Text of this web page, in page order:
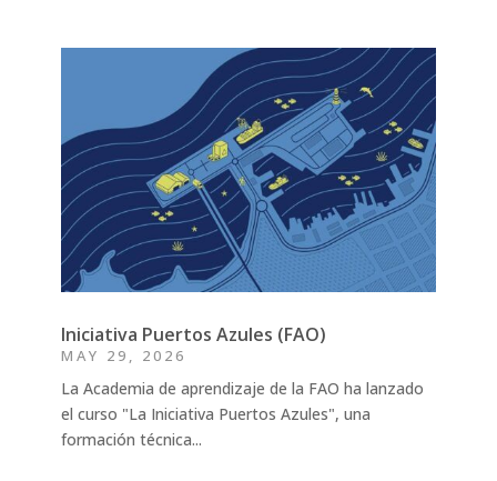
Iniciativa Puertos Azules (FAO)
MAY 29, 2026
La Academia de aprendizaje de la FAO ha lanzado
el curso "La Iniciativa Puertos Azules", una
formación técnica...